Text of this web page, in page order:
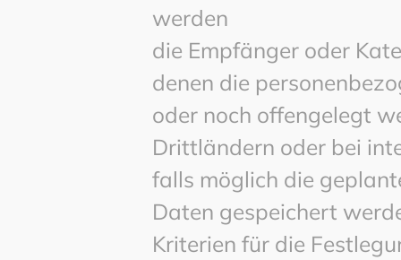
werden
die Empfänger oder
denen die
oder noch offengelegt
Drittländern oder bei
falls möglich die
Daten gespeichert
Kriterien für die